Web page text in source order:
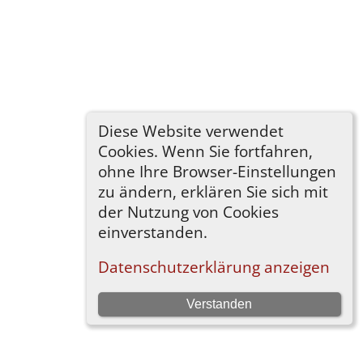
Diese Website verwendet
Cookies. Wenn Sie fortfahren,
ohne Ihre Browser-Einstellungen
zu ändern, erklären Sie sich mit
der Nutzung von Cookies
einverstanden.
Datenschutzerklärung anzeigen
Verstanden